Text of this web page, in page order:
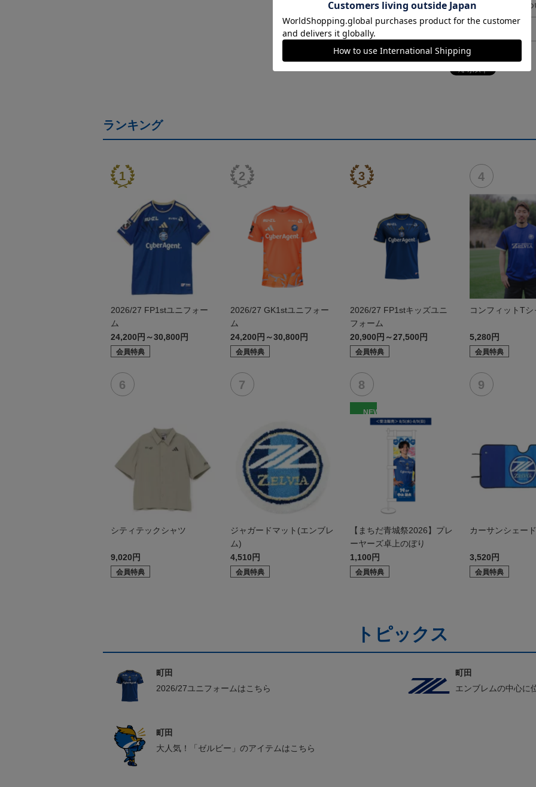
ギフト対応につ
ランキング
2026/27 FP1stユニフォー
ム
24,200円～30,800円
会員特典
2026/27 GK1stユニフォー
ム
24,200円～30,800円
会員特典
2026/27 FP1stキッズユニ
フォーム
20,900円～27,500円
会員特典
コンフィットTシ
5,280円
会員特典
シティテックシャツ
9,020円
会員特典
ジャガードマット(エンブレ
ム)
4,510円
会員特典
NEW
【まちだ青城祭2026】プレ
ーヤーズ卓上のぼり
1,100円
会員特典
カーサンシェード
3,520円
会員特典
トピックス
町田
2026/27ユニフォームはこちら
町田
エンブレムの中心に
町田
大人気！「ゼルビー」のアイテムはこちら